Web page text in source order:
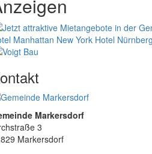
Manhattan New York Hotel Nürnberg
Markersdorf
3
Markersdorf